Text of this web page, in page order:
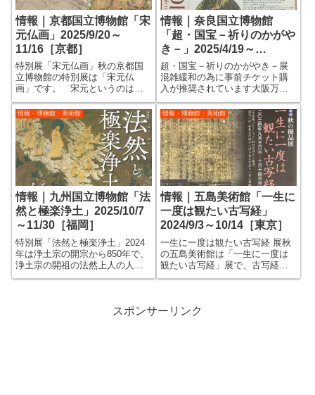
情報｜京都国立博物館「宋
元仏画」2025/9/20～
11/16［京都］
特別展「宋元仏画」秋の京都国
立博物館の特別展は「宋元仏
画」です。 宋元というのは中
国の宋時代と元時代のことで、
日本の平安中期～室町初期頃に
あたり、宋～元時代は文化が発
展した時代で、特に絵画や陶芸
で新しい様式が生まれ、禅宗が
興隆した時期なので...
情報｜奈良国立博物館
「超・国宝－祈りのかがや
き－」2025/4/19～
6/15［奈良］
超・国宝－祈りのかがやき－展
混雑緩和の為に事前チケット購
入が推奨されています大阪万博
の開幕にあわせるように、関西
では大規模な展覧会があちこち
で開かれています。 奈良国立
博物館でも110件の国宝と20件の
重要文化財を集めた「超・国
宝」展が開か...
情報－博物館・美術館
情報｜九州国立博物館「法
然と極楽浄土」2025/10/7
～11/30［福岡］
特別展「法然と極楽浄土」2024
年は浄土宗の開宗から850年で、
浄土宗の開祖の法然上人の人生
や浄土宗の展開についての展覧
物館でが開催されました。 秋
情報－博物館・美術館
情報｜五島美術館「一生に
一度は観たい古写経」
2024/9/3～10/14［東京］
一生に一度は観たい古写経 展秋
の五島美術館は「一生に一度は
観たい古写経」展で、古写経と
聞くと地味で渋そうなイメージ
ようにキラキラだったり、絵本
スポンサーリンク